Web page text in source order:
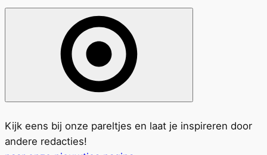
Kijk eens bij onze pareltjes en laat je inspireren door
andere redacties!